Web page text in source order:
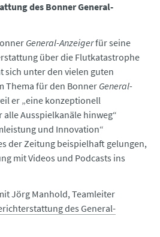
des Bonner General-
General-Anzeigerfür seine
über die Flutkatastrophe
sich unter den vielen guten
Thema für den Bonner General-
er „eine konzeptionell
Ausspielkanäle hinweg“
und Innovation“
der Zeitung beispielhaft gelungen,
mit Videos und Podcasts ins
Jörg Manhold, Teamleiter
des General-